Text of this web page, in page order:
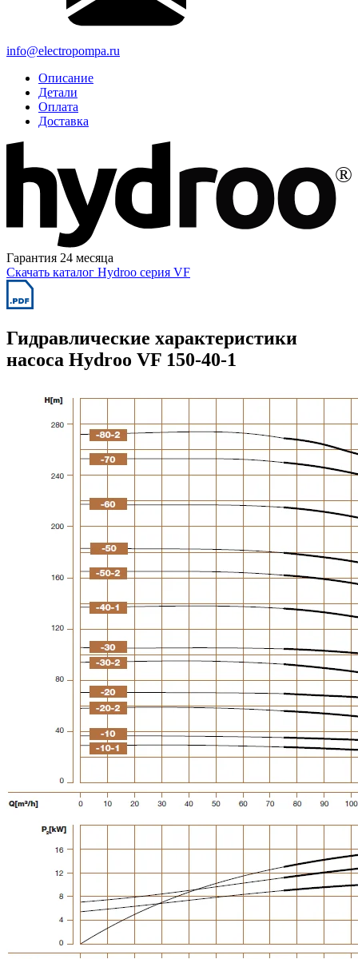
info@electropompa.ru
Описание
Детали
Оплата
Доставка
Гарантия 24 месяца
Скачать каталог Hydroo серия VF
Гидравлические характеристики
насоса Hydroo VF 150-40-1